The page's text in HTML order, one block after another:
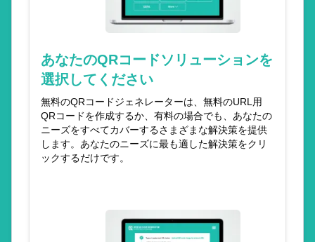
あなたのQRコードソリューションを
選択してください
無料のQRコードジェネレーターは、無料のURL用
QRコードを作成するか、有料の場合でも、あなたの
ニーズをすべてカバーするさまざまな解決策を提供
します。あなたのニーズに最も適した解決策をクリ
ックするだけです。